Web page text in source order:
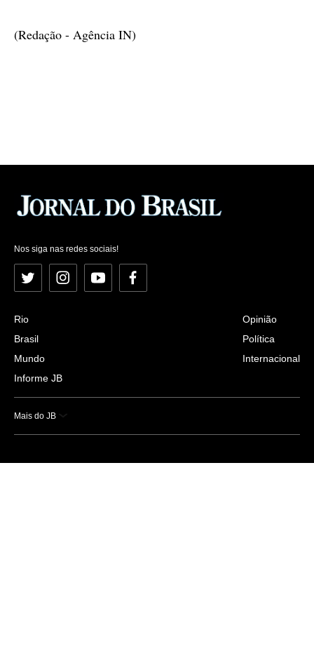
(Redação - Agência IN)
Nos siga nas redes sociais!
Twitter InstagramYouTubeFacebook
Rio
Brasil
Mundo
Informe JB
Opinião
Política
Internacional
Mais do JB
Esportes